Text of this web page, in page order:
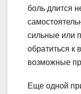
боль длится
сильные или
обратиться к
возможные
Еще одной